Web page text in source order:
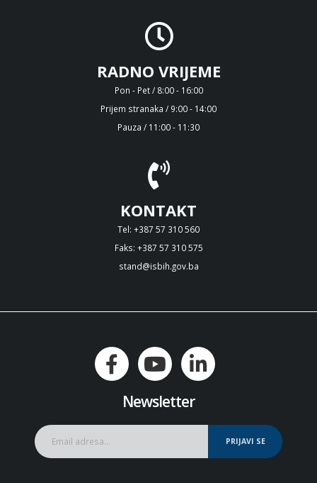
RADNO VRIJEME
Pon - Pet / 8:00 - 16:00
Prijem stranaka / 9:00 - 14:00
Pauza / 11:00 - 11:30
KONTAKT
Tel: +387 57 310 560
Faks: +387 57 310 575
stand@isbih.gov.ba
Newsletter
PRIJAVI SE